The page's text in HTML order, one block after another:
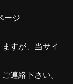
ージ
すが、当サイ
連絡下さい。